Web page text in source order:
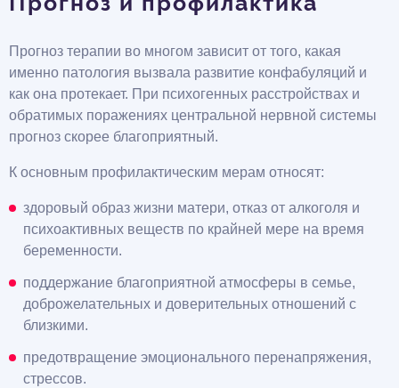
Прогноз терапии во многом зависит от того, какая
именно патология вызвала развитие конфабуляций и
как она протекает. При психогенных расстройствах и
обратимых поражениях центральной нервной системы
прогноз скорее благоприятный.
К основным профилактическим мерам относят:
здоровый образ жизни матери, отказ от алкоголя и
психоактивных веществ по крайней мере на время
беременности.
поддержание благоприятной атмосферы в семье,
доброжелательных и доверительных отношений с
близкими.
предотвращение эмоционального перенапряжения,
стрессов.